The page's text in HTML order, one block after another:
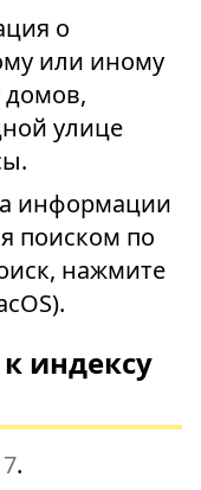
о
или иному
домов,
улице
информации
поиском по
нажмите
индексу
.